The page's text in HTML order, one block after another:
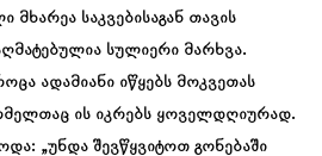
მხარეა საკვებისაგან თავის
სულიერი მარხვა.
ადამიანი იწყებს მოკვეთას
ის იკრებს ყოველდღიურად.
„უნდა შევწყვიტოთ გონებაში